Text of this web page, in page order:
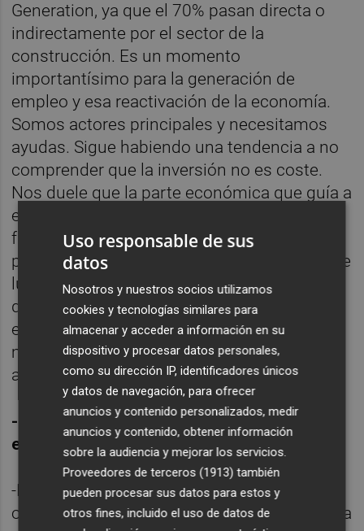
Generation, ya que el 70% pasan directa o
indirectamente por el sector de la
construcción. Es un momento
importantísimo para la generación de
empleo y esa reactivación de la economía.
Somos actores principales y necesitamos
ayudas. Sigue habiendo una tendencia a no
comprender que la inversión no es coste.
Nos duele que la parte económica que guía a
este país no lo entienda. La inversión es
futuro y genera economía. Es un esfuerzo,
pero que no va a la casilla de deuda, sino que
luego tiene un rédito fiscal posterior brutal
que va directamente al Estado. No obstante,
en este país permanentemente se le mete la
mano a la caja de la inversión y eso es un
absurdo que no crea nada nuevo.
-De no prolongarse esa revisión, ¿qué
escenario contemplan para el sector?
-Me temo que habrá un incremento de las
obras desiertas y eso que en el último año ya
Uso responsable de sus
datos
Nosotros y nuestros socios utilizamos
cookies y tecnologías similares para
almacenar y acceder a información en su
dispositivo y procesar datos personales,
como su dirección IP, identificadores únicos
y datos de navegación, para ofrecer
anuncios y contenido personalizados, medir
anuncios y contenido, obtener información
sobre la audiencia y mejorar los servicios.
Proveedores de terceros (1913) también
pueden procesar sus datos para estos y
otros fines, incluido el uso de datos de